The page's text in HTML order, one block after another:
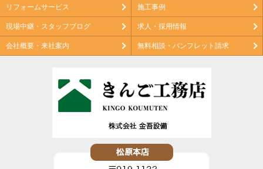
リフォームサービス 施工事例
現場中継・スタッフブログ 求人・採用情報
会社概要・来社案内 無料相談・パンフレット請求